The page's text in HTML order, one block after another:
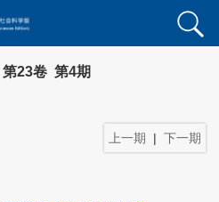
23卷 第4期
上一期 | 下一期